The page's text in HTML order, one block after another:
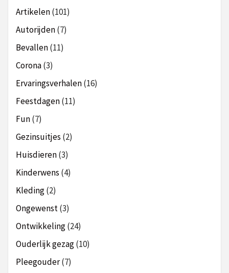
Artikelen(101)
Autorijden(7)
Bevallen(11)
Corona(3)
Ervaringsverhalen(16)
Feestdagen(11)
Fun(7)
Gezinsuitjes (2)
Huisdieren(3)
Kinderwens (4)
Kleding(2)
Ongewenst(3)
Ontwikkeling(24)
Ouderlijk gezag(10)
Pleegouder(7)